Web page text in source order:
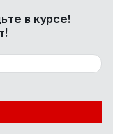
в курсе!